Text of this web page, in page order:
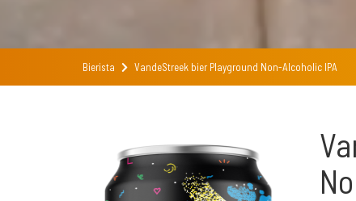
Bierista VandeStreek bier Playground Non-Alcoholic IPA